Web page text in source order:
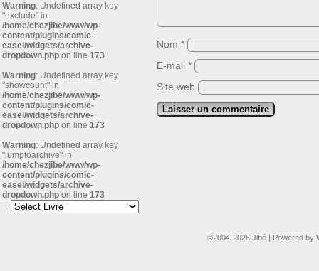
Warning: Undefined array key
"exclude" in
/home/chezjibe/www/wp-
content/plugins/comic-
easel/widgets/archive-
dropdown.php on line 173
Warning: Undefined array key
"showcount" in
/home/chezjibe/www/wp-
content/plugins/comic-
easel/widgets/archive-
dropdown.php on line 173
Warning: Undefined array key
"jumptoarchive" in
/home/chezjibe/www/wp-
content/plugins/comic-
easel/widgets/archive-
dropdown.php on line 173
Nom *
E-mail *
Site web
©2004-2026 Jibé | Powered by